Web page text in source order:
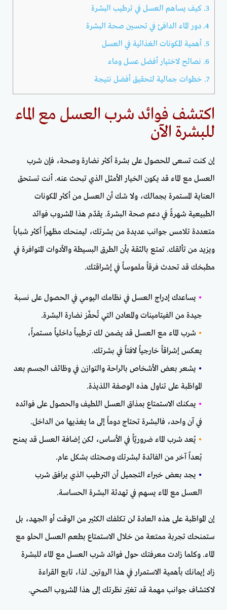
3. كيف يساهم العسل في ترطيب البشرة
4. دور الماء الدافئ في تحسين صحة البشرة
5. أهمية المكونات الغذائية في العسل
6. نصائح لاختيار أفضل عسل وماء
7. خطوات جمالية لتحقيق أفضل نتيجة
اكتشف فوائد شرب العسل مع الماء
للبشرة الآن
إن كنت تسعى للحصول على بشرة أكثر نضارة وصحة، فإن شرب
العسل مع الماء قد يكون الخيار الأمثل الذي تبحث عنه. أنت تستحق
العناية المستمرة بجمالك، ولا شك أن العسل من أكثر المكونات
الطبيعية شهرةً في دعم صحة البشرة. يقدّم هذا المشروب فوائد
متعددة تلامس جوانب عديدة من بشرتك، ليمنحك مظهراً أكثر شباباً
ويزيد من تألقك. تمتع بالثقة بأن الطرق البسيطة والأدوات المتوافرة في
مطبخك قد تحدث فرقاً ملموساً في إشراقتك.
• يساعدك إدراج العسل في نظامك اليومي في الحصول على نسبة
جيدة من الفيتامينات والمعادن التي تُحفّز نضارة البشرة.
• شرب الماء مع العسل قد يضمن لك ترطيباً داخلياً مستمراً،
يعكس إشراقاً خارجياً لافتاً في بشرتك.
• يشعر بعض الأشخاص بالراحة والتوازن في وظائف الجسم بعد
المواظبة على تناول هذه الوصفة اللذيذة.
• يمكنك الاستمتاع بمذاق العسل اللطيف والحصول على فوائده
في آن واحد، فالبشرة تحتاج دوماً إلى ما يغذيها من الداخل.
• يُعد شرب الماء ضروريّاً في الأساس، لكن إضافة العسل قد يمنح
بُعداً آخر من الفائدة لبشرتك وصحتك بشكل عام.
• يجد بعض خبراء التجميل أن الترطيب الذي يرافق شرب
العسل مع الماء يسهم في تهدئة البشرة الحساسة.
إن المواظبة على هذه العادة لن تكلفك الكثير من الوقت أو الجهد، بل
ستمنحك تجربة ممتعة من خلال الاستمتاع بطعم العسل الحلو مع
الماء. وكلما زادت معرفتك حول فوائد شرب العسل مع الماء للبشرة
زاد إيمانك بأهمية الاستمرار في هذا الروتين. لذا، تابع القراءة
لاكتشاف جوانب مهمة قد تغيّر نظرتك إلى هذا المشروب الصحي.